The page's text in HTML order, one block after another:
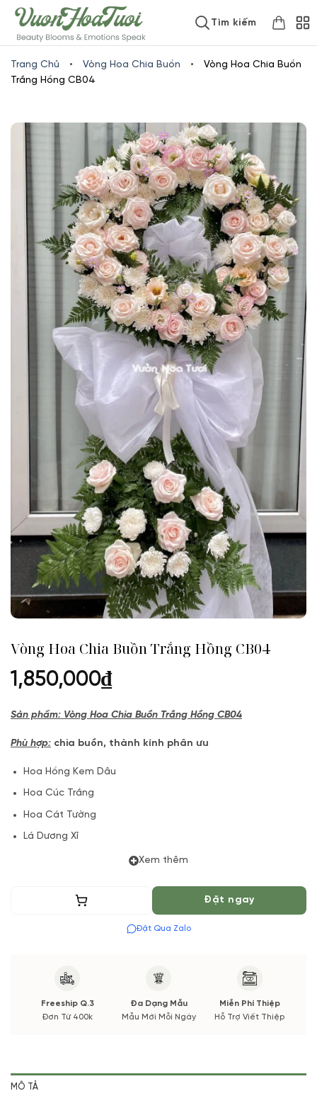
www.vuonhoatuoi.vnSkip
to
content
Tìm kiếm
Trang Chủ • Vòng Hoa Chia Buồn •
Vòng Hoa Chia Buồn
Trắng Hồng CB04
Vòng Hoa Chia Buồn Trắng Hồng CB04
1,850,000₫
Sản phẩm: Vòng Hoa Chia Buồn Trắng Hồng CB04
Phù hợp: chia buồn, thành kính phân ưu
Hoa Hồng Kem Dâu
Hoa Cúc Trắng
Hoa Cát Tường
Lá Dương Xỉ
(*) Vườn Hoa Tươi đảm bảo phong cách cắm, tone màu sắc.
Nếu có thay đổi về Hoa phụ và thời gian giao sẽ được thông
báo đến Quý khách hàng xác nhận trước khi cắm hay bó.
Xem thêm
Thêm vào giỏ Đặt ngay
Đặt Qua Zalo
Freeship Q.3
Đơn Từ 400k
Đa Dạng Mẫu
Mẫu Mới Mỗi Ngày
Miễn Phí Thiệp
Hỗ Trợ Viết Thiệp
MÔ TẢ